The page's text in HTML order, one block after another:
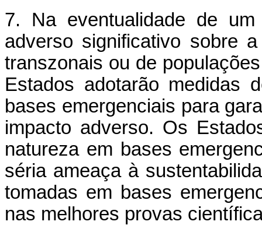
7. Na eventualidade de
adverso significativo sobre
transzonais ou de
Estados adotarão medidas
bases emergenciais para
impacto adverso. Os
natureza em bases
séria ameaça à
tomadas em bases
nas melhores provas